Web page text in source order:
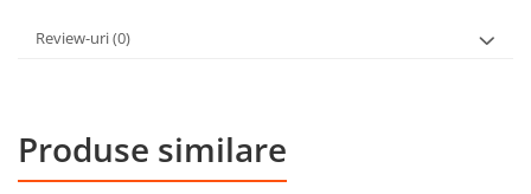
Review-uri(0)
Produse similare